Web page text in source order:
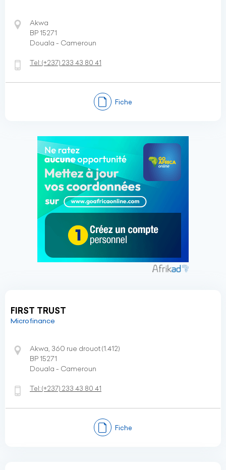
Akwa
BP 15271
Douala - Cameroun
Tel:(+237) 233 43 80 41
Fiche
FIRST TRUST
Microfinance
Akwa, 360 rue drouot (1.412)
BP 15271
Douala - Cameroun
Tel:(+237) 233 43 80 41
Fiche